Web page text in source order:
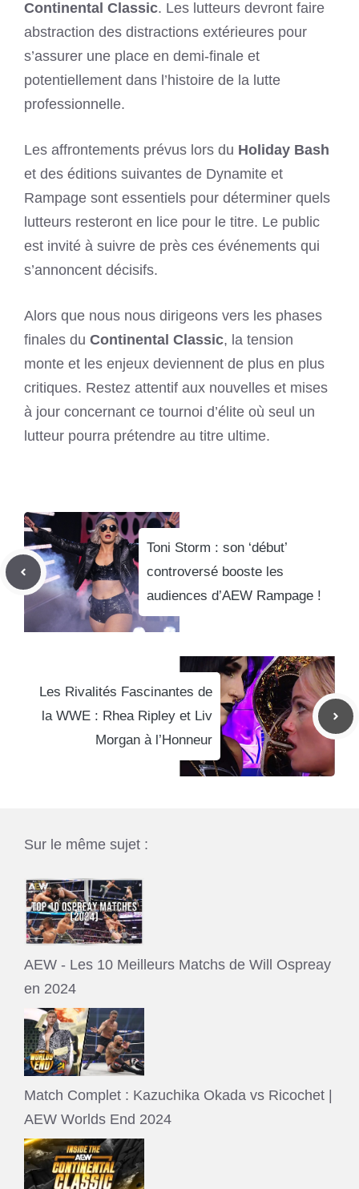
Continental Classic. Les lutteurs devront faire
abstraction des distractions extérieures pour
s’assurer une place en demi-finale et
potentiellement dans l’histoire de la lutte
professionnelle.
Les affrontements prévus lors du Holiday Bash
et des éditions suivantes de Dynamite et
Rampage sont essentiels pour déterminer quels
lutteurs resteront en lice pour le titre. Le public
est invité à suivre de près ces événements qui
s’annoncent décisifs.
Alors que nous nous dirigeons vers les phases
finales du Continental Classic, la tension
monte et les enjeux deviennent de plus en plus
critiques. Restez attentif aux nouvelles et mises
à jour concernant ce tournoi d’élite où seul un
lutteur pourra prétendre au titre ultime.
Toni Storm : son ‘début’
controversé booste les
audiences d’AEW Rampage !
Les Rivalités Fascinantes de
la WWE : Rhea Ripley et Liv
Morgan à l’Honneur
Sur le même sujet :
AEW - Les 10 Meilleurs Matchs de Will Ospreay
en 2024
Match Complet : Kazuchika Okada vs Ricochet |
AEW Worlds End 2024